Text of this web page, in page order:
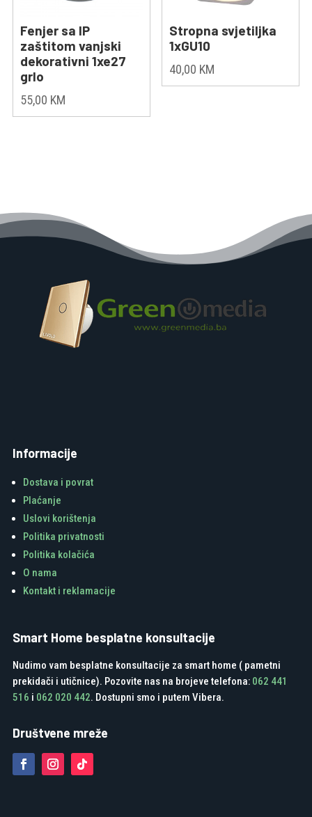
Fenjer sa IP
zaštitom vanjski
dekorativni 1xe27
grlo
55,00 KM
Stropna svjetiljka
1xGU10
40,00 KM
Informacije
Dostava i povrat
Plaćanje
Uslovi korištenja
Politika privatnosti
Politika kolačića
O nama
Kontakt i reklamacije
Smart Home besplatne konsultacije
Nudimo vam besplatne konsultacije za smart home ( pametni
prekidači i utičnice). Pozovite nas na brojeve telefona: 062 441
516 i 062 020 442. Dostupni smo i putem Vibera.
Društvene mreže